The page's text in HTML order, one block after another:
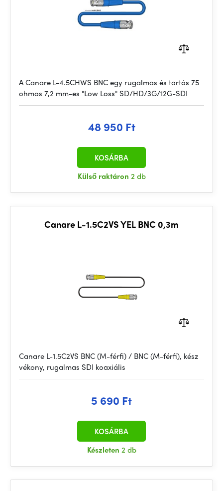
A Canare L-4.5CHWS BNC egy rugalmas és tartós 75
ohmos 7,2 mm-es "Low Loss" SD/HD/3G/12G-SDI
48 950 Ft
Külső raktáron 2 db
KOSÁRBA
Canare L-1.5C2VS YEL BNC 0,3m
Canare L-1.5C2VS BNC (M-férfi) / BNC (M-férfi), kész
vékony, rugalmas SDI koaxiális
5 690 Ft
Készleten 2 db
KOSÁRBA